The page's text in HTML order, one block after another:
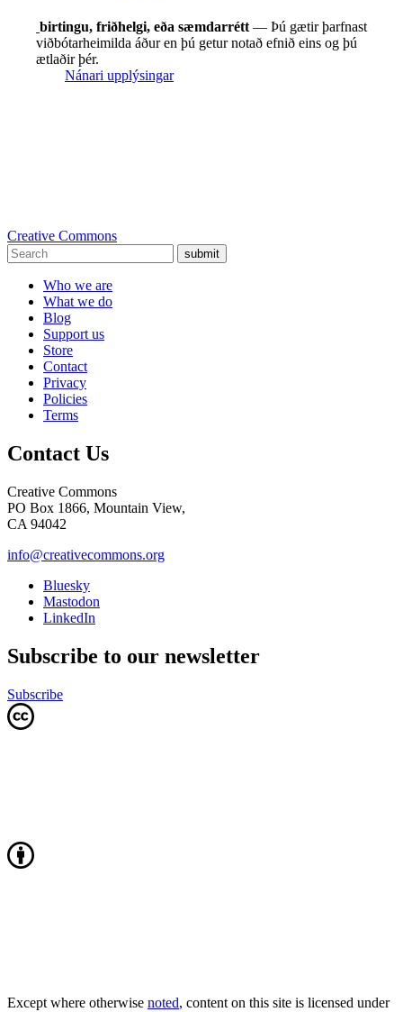
birtingu, friðhelgi, eða sæmdarrétt — Þú gætir þarfnast
viðbótarheimilda áður en þú getur notað efnið eins og þú
ætlaðir þér.
Nánari upplýsingar
Creative Commons
submit
Who we are
What we do
Blog
Support us
Store
Contact
Privacy
Policies
Terms
Contact Us
Creative Commons
PO Box 1866, Mountain View,
CA 94042
info@creativecommons.org
Bluesky
Mastodon
LinkedIn
Subscribe to our newsletter
Subscribe
Except where otherwise noted, content on this site is licensed under